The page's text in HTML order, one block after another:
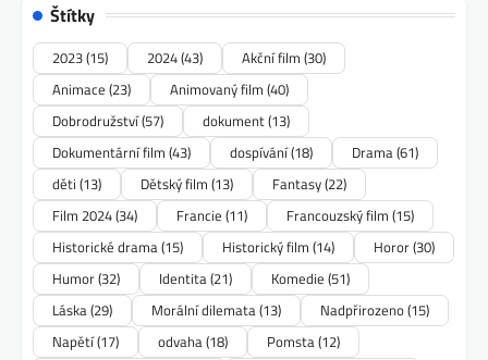
Štítky
2023(15) 2024(43) Akční film (30)
Animace (23) Animovaný film (40)
Dobrodružství(57) dokument(13)
Dokumentární film (43) dospívání(18) Drama(61)
děti (13) Dětský film (13) Fantasy(22)
Film 2024(34) Francie (11) Francouzský film (15)
Historické drama(15) Historický film (14) Horor(30)
Humor(32) Identita(21) Komedie (51)
Láska(29) Morální dilemata(13) Nadpřirozeno(15)
Napětí(17) odvaha(18) Pomsta(12)